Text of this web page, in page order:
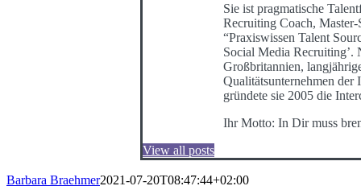
Sie ist pragmatische
Recruiting Coach,
“Praxiswissen Talent
Social Media
Großbritannien,
Qualitätsunternehmen der
gründete sie 2005 die
Ihr Motto: In Dir muss
View all posts
Barbara Braehmer2021-07-20T08:47:44+02:00